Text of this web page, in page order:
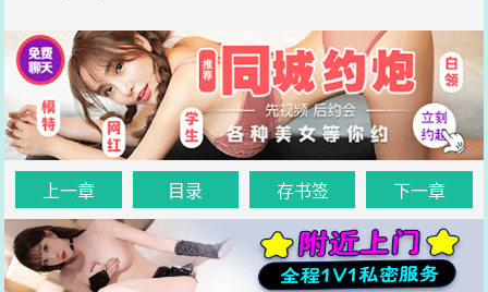
上一章 目录 存书签 下一章